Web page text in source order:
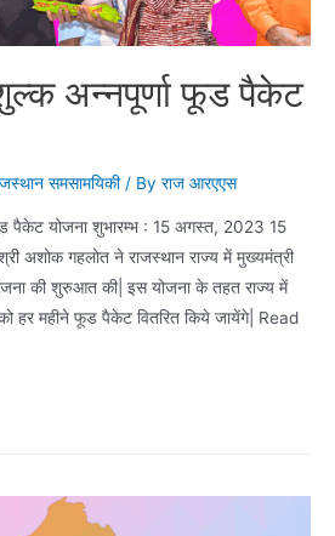
अन्नपूर्णा फूड पैकेट
समसामयिकी/ By राज आरएएस
पैकेट योजना शुभारम्भ : 15 अगस्त, 2023 15
अशोक गहलोत ने राजस्थान राज्य में मुख्यमंत्री
की शुरुआत की| इस योजना के तहत राज्य में
हर महीने फूड पैकेट वितरित किये जायेंगे| Read